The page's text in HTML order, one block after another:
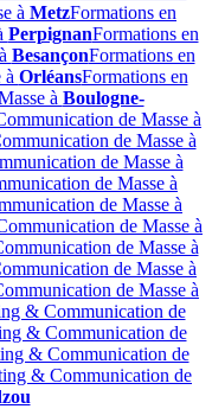
à MetzFormations en
PerpignanFormations en
BesançonFormations en
à OrléansFormations en
à Boulogne-
de Masse à
de Masse à
de Masse à
de Masse à
de Masse à
de Masse à
de Masse à
de Masse à
de Masse à
& Communication de
& Communication de
& Communication de
& Communication de